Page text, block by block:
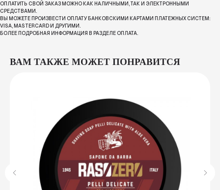
ОПЛАТИТЬ СВОЙ ЗАКАЗ МОЖНО КАК НАЛИЧНЫМИ, ТАК И ЭЛЕКТРОННЫМИ
СРЕДСТВАМИ.
ВЫ МОЖЕТЕ ПРОИЗВЕСТИ ОПЛАТУ БАНКОВСКИМИ КАРТАМИ ПЛАТЕЖНЫХ СИСТЕМ:
VISA, MASTERCARD И ДРУГИМИ.
БОЛЕЕ ПОДРОБНАЯ ИНФОРМАЦИЯ В РАЗДЕЛЕ ОПЛАТА.
ВАМ ТАКЖЕ МОЖЕТ ПОНРАВИТСЯ